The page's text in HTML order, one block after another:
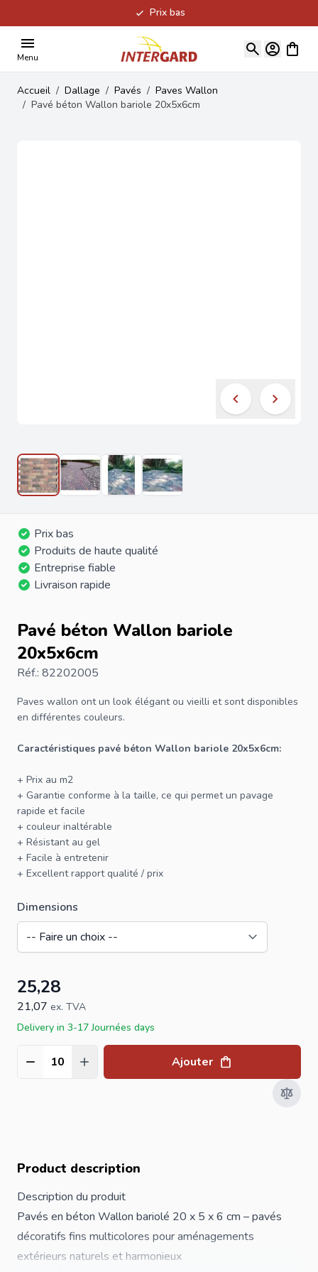
Prix bas
Menu
Voir
Accueil / Dallage / Pavés / Paves Wallon
/ Pavé béton Wallon bariole 20x5x6cm
Prix bas
Produits de haute qualité
Entreprise fiable
Livraison rapide
Pavé béton Wallon bariole
20x5x6cm
Réf.: 82202005
Paves wallon ont un look élégant ou vieilli et sont disponibles
en différentes couleurs.
Caractéristiques pavé béton Wallon bariole 20x5x6cm:
+ Prix au m2
+ Garantie conforme à la taille, ce qui permet un pavage
rapide et facile
+ couleur inaltérable
+ Résistant au gel
+ Facile à entretenir
+ Excellent rapport qualité / prix
Dimensions
25,28
21,07 ex. TVA
Delivery in 3-17 Journées days
Quantité Ajouter
Product description
Description du produit
Pavés en béton Wallon bariolé 20 x 5 x 6 cm – pavés
décoratifs fins multicolores pour aménagements
extérieurs naturels et harmonieux